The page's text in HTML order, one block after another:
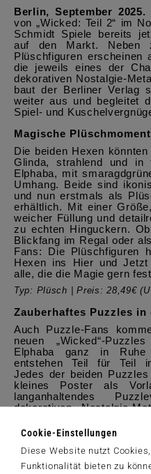
Cookie-Einstellungen
Diese Website nutzt
Funktionalität bieten zu
Berlin, September 2025.
von „Wicked: Teil 2“ im
Schmidt Spiele bereits
auf den Markt. Neben
Plüschfiguren erscheinen
die jeweils eines der
dekorativen Nostalgie-
baut der Berliner Verlag
weiter aus und begleitet
Spiel- und
Magische
Die beiden Hexen
Glinda, strahlend und in
Elphaba, mit
Umhang. Beide sind
und nun erstmals als
erhältlich. Mit einer
weicher Füllung und
zu echten Hinguckern.
Blickfang im Regal oder
Fans: Die Plüschfiguren
Hexen ins Hier und
alle, die die Magie gern
Typ: Plüsch | Preis: 28,49€
Zauberhaftes Puzzles in
Auch Puzzle-Fans
neuen „Wicked“-
Elphaba ganz in Ruhe
entstehen Teil für Teil
Jedes der beiden
kleines Poster als
langanhaltendes
dekorativen Nostalgie-
Puzzle nicht nur ein
Erinnerungsstück an die
Typ: Puzzle | Anzahl
Jahren | Preis: 15,99€ (UVP)